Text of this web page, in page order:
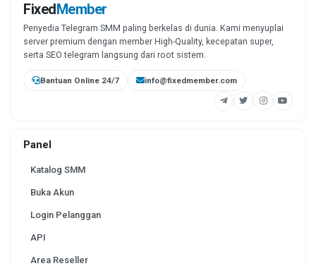
FixedMember
Penyedia Telegram SMM paling berkelas di dunia. Kami menyuplai
server premium dengan member High-Quality, kecepatan super,
serta SEO telegram langsung dari root sistem.
Bantuan Online 24/7 info@fixedmember.com
Panel
Katalog SMM
Buka Akun
Login Pelanggan
API
Area Reseller